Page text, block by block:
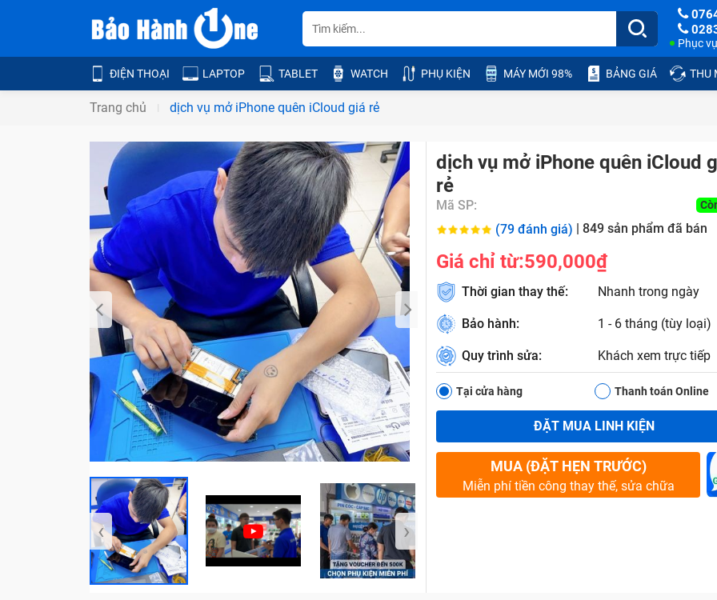
Phục
ĐIỆN THOẠI LAPTOP TABLET WATCH PHỤ KIỆN MÁY MỚI 98% BẢNG GIÁ THU
Trang chủ dịch vụ mở iPhone quên iCloud giá rẻ
‹ ›
dịch vụ mở iPhone quên iCloud
rẻ
Mã SP:
(79 đánh giá) | 849 sản phẩm đã bán
Giá chỉ từ:590,000₫
Thời gian thay thế: Nhanh trong ngày
Bảo hành: 1 - 6 tháng (tùy loại)
Quy trình sửa: Khách xem trực tiếp
Tại cửa hàng Thanh toán Online
ĐẶT MUA LINH KIỆN
MUA (ĐẶT HẸN TRƯỚC)
Miễn phí tiền công thay thế, sửa chữa